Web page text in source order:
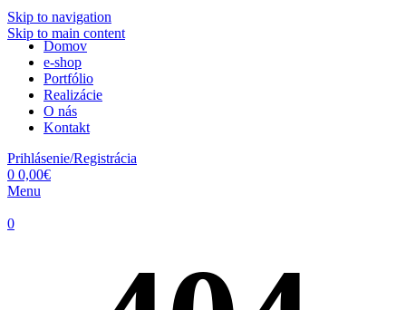
Skip to navigation
Skip to main content
Domov
e-shop
Portfólio
Realizácie
O nás
Kontakt
Prihlásenie/Registrácia
0 0,00€
Menu
0